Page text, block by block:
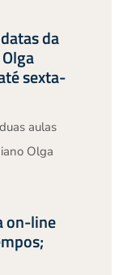
da
sexta-
aulas
Olga
on-line